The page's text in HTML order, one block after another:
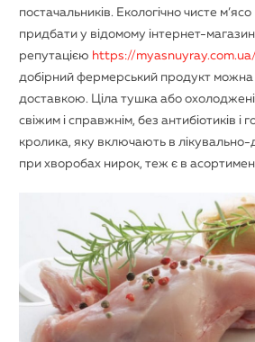
постачальників. Екологічно чисте
придбати у відомому інтернет-
репутацією https://
добірний фермерський продукт можна
доставкою. Ціла тушка або
свіжим і справжнім, без антибіотиків і
кролика, яку включають в лікувально-
при хворобах нирок, теж є в